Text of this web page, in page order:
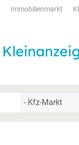
Immobilienmarkt
Alle Kategorien